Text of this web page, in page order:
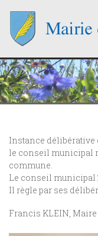
Instance délibérative
le conseil municipal
commune.
Le conseil municipal
Il règle par ses
Francis KLEIN, Maire